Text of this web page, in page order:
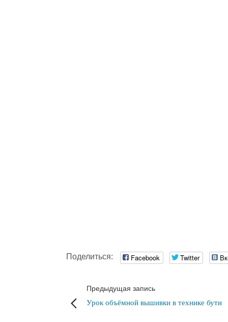
Поделиться: Facebook Twitter
Предыдущая запись
Урок объёмной вышивки в технике бути